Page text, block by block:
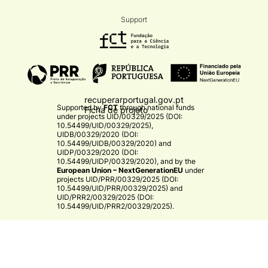
Support
recuperarportugal.gov.pt
Ficha de projeto
Supported byFCT through national funds
under projects UID/00329/2025 (DOI:
10.54499/UID/00329/2025),
UIDB/00329/2020 (DOI:
10.54499/UIDB/00329/2020) and
UIDP/00329/2020 (DOI:
10.54499/UIDP/00329/2020), and by the
European Union – NextGenerationEU under
projects UID/PRR/00329/2025 (DOI:
10.54499/UID/PRR/00329/2025) and
UID/PRR2/00329/2025 (DOI:
10.54499/UID/PRR2/00329/2025).​